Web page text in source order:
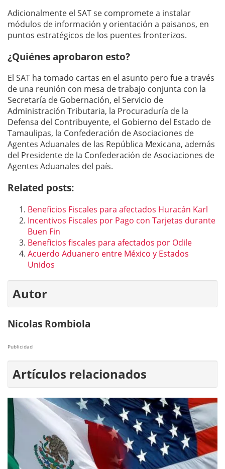
Adicionalmente el SAT se compromete a instalar
módulos de información y orientación a paisanos, en
puntos estratégicos de los puentes fronterizos.
¿Quiénes aprobaron esto?
El SAT ha tomado cartas en el asunto pero fue a través
de una reunión con mesa de trabajo conjunta con la
Secretaría de Gobernación, el Servicio de
Administración Tributaria, la Procuraduría de la
Defensa del Contribuyente, el Gobierno del Estado de
Tamaulipas, la Confederación de Asociaciones de
Agentes Aduanales de las República Mexicana, además
del Presidente de la Confederación de Asociaciones de
Agentes Aduanales del país.
Related posts:
Beneficios Fiscales para afectados Huracán Karl
Incentivos Fiscales por Pago con Tarjetas durante
Buen Fin
Beneficios fiscales para afectados por Odile
Acuerdo Aduanero entre México y Estados
Unidos
Autor
Nicolas Rombiola
Publicidad
Artículos relacionados